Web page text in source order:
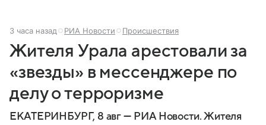
3 часа назад РИА Новости Происшествия
Жителя Урала арестовали за
«звезды» в мессенджере по
делу о терроризме
ЕКАТЕРИНБУРГ, 8 авг — РИА Новости. Жителя